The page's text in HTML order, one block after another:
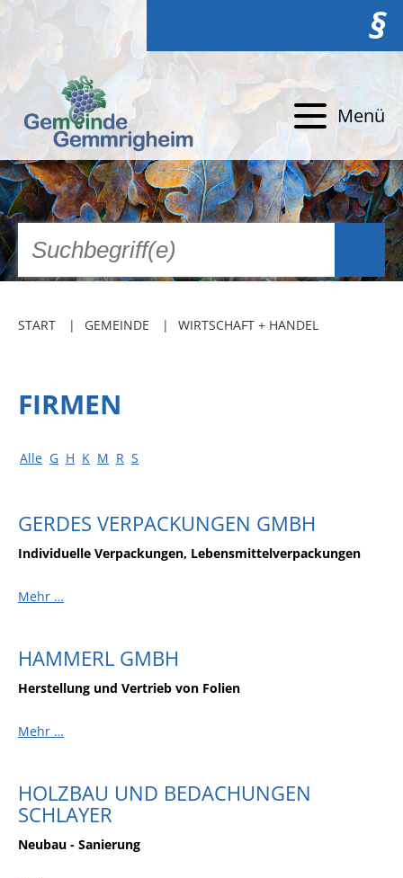
§
Menü
START GEMEINDE WIRTSCHAFT + HANDEL
FIRMEN
Alle G H K M R S
GERDES VERPACKUNGEN GMBH
Individuelle Verpackungen, Lebensmittelverpackungen
Mehr …
HAMMERL GMBH
Herstellung und Vertrieb von Folien
Mehr …
HOLZBAU UND BEDACHUNGEN
SCHLAYER
Neubau - Sanierung